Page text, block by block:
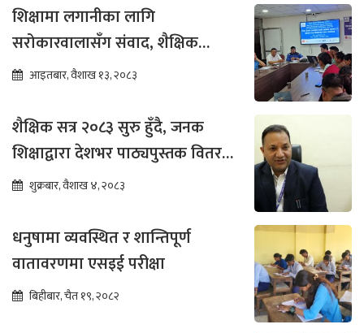
शिक्षामा लगानीका लागि
सरोकारवालासँग संवाद, शैक्षिक
सुधारमा जोड
आइतबार, वैशाख १३, २०८३
शैक्षिक सत्र २०८३ सुरु हुँदै, जनक
शिक्षाद्वारा देशभर पाठ्यपुस्तक वितरण
तीव्रशुक्रबार, वैशाख ४, २०८३
धनुषामा व्यवस्थित र शान्तिपूर्ण
वातावरणमा एसइई परीक्षा
बिहीबार, चैत १९, २०८२